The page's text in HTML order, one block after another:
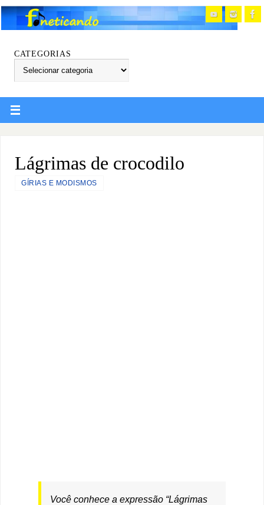
CATEGORIAS
Lágrimas de crocodilo
GÍRIAS E MODISMOS
Você conhece a expressão “Lágrimas